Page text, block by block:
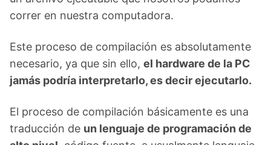
correr en nuestra computadora.
Este proceso de compilación es absolutamente
necesario, ya que sin ello,
el hardware de la PC
jamás podría interpretarlo, es decir ejecutarlo.
El proceso de compilación básicamente es una
traducción de
un lenguaje de programación de
alto nivel
, código fuente, a usualmente lenguaje